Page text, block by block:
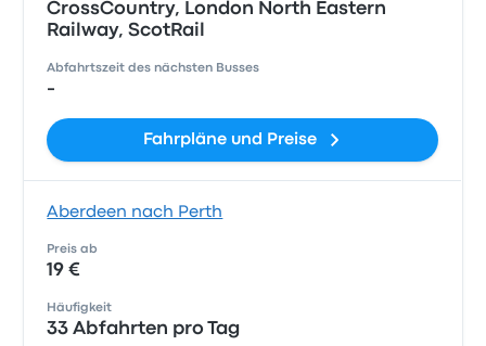
CrossCountry, London North Eastern
Railway, ScotRail
Abfahrtszeit des nächsten Busses
-
Fahrpläne und Preise
Aberdeen nach Perth
Preis ab
19 €
Häufigkeit
33 Abfahrten pro Tag